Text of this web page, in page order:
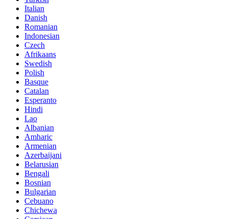
Italian
Danish
Romanian
Indonesian
Czech
Afrikaans
Swedish
Polish
Basque
Catalan
Esperanto
Hindi
Lao
Albanian
Amharic
Armenian
Azerbaijani
Belarusian
Bengali
Bosnian
Bulgarian
Cebuano
Chichewa